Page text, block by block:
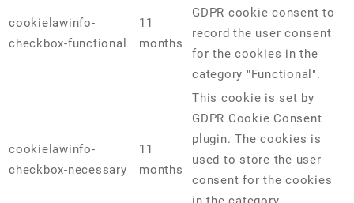
cookielawinfo-
checkbox-functional
11
months
GDPR cookie consent to
record the user consent
for the cookies in the
category "Functional".
cookielawinfo-
checkbox-necessary
11
months
This cookie is set by
GDPR Cookie Consent
plugin. The cookies is
used to store the user
consent for the cookies